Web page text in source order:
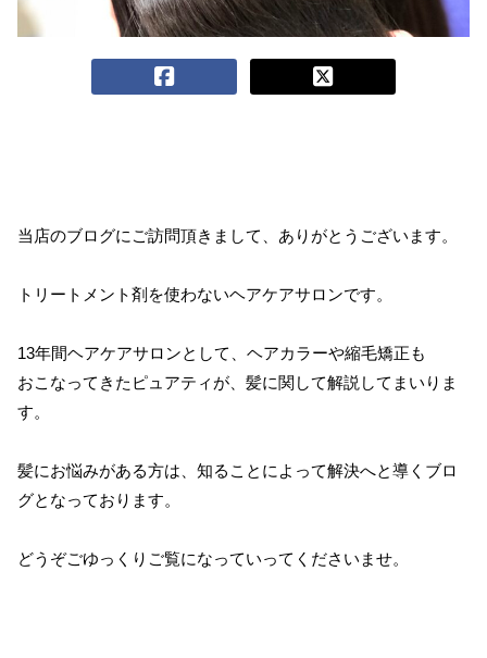
当店のブログにご訪問頂きまして、ありがとうございます。
トリートメント剤を使わないヘアケアサロンです。
13年間ヘアケアサロンとして、ヘアカラーや縮毛矯正も
おこなってきたピュアティが、髪に関して解説してまいりま
す。
髪にお悩みがある方は、知ることによって解決へと導くブロ
グとなっております。
どうぞごゆっくりご覧になっていってくださいませ。